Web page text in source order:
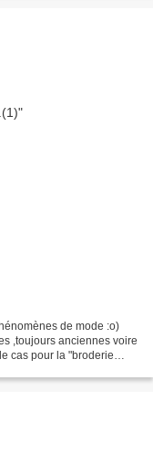
de mode :o)
,toujours anciennes voire
cas pour la "broderie